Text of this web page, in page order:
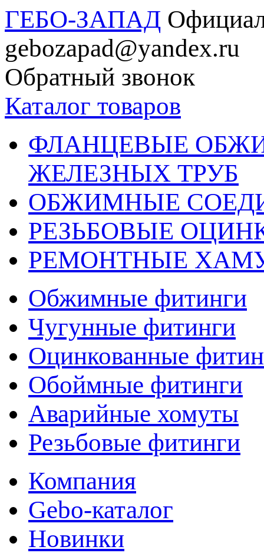
ГЕБО-ЗАПАД
gebozapad@yandex.ru
Обратный звонок
Каталог товаров
ФЛАНЦЕВЫЕ
ЖЕЛЕЗНЫХ ТРУБ
ОБЖИМНЫЕ
РЕЗЬБОВЫЕ
РЕМОНТНЫЕ
Обжимные фитинги
Чугунные фитинги
Оцинкованные
Обоймные фитинги
Аварийные хомуты
Резьбовые фитинги
Компания
Gebo-каталог
Новинки